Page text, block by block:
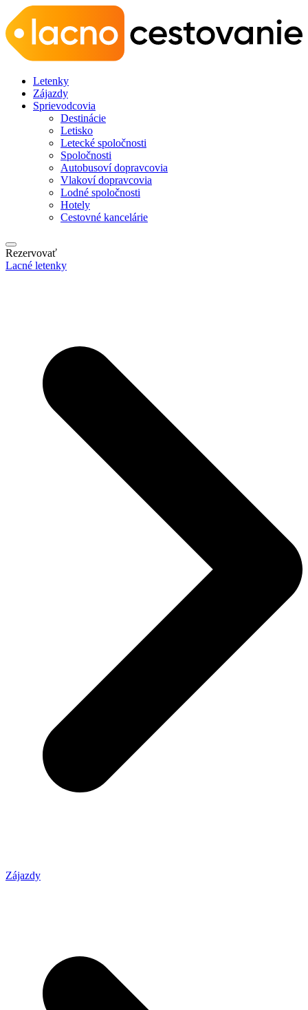
Letenky
Zájazdy
Sprievodcovia
Destinácie
Letisko
Letecké spoločnosti
Spoločnosti
Autobusoví dopravcovia
Vlakoví dopravcovia
Lodné spoločnosti
Hotely
Cestovné kancelárie
Rezervovať
Lacné letenky
Zájazdy